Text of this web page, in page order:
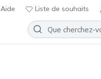
Aide Liste de souhaits